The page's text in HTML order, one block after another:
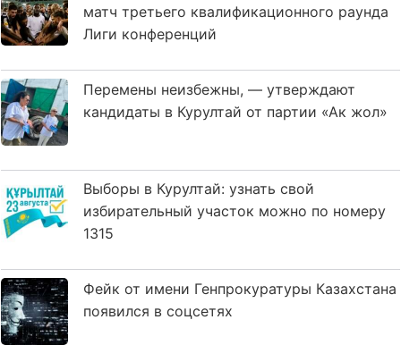
матч третьего квалификационного раунда
Лиги конференций
Перемены неизбежны, — утверждают
кандидаты в Курултай от партии «Ак жол»
Выборы в Курултай: узнать свой
избирательный участок можно по номеру
1315
Фейк от имени Генпрокуратуры Казахстана
появился в соцсетях